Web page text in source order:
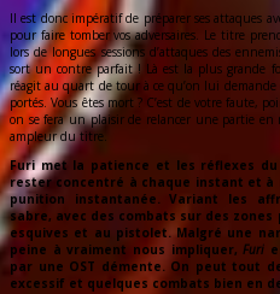
Il est donc impératif de préparer ses attaques
pour faire tomber vos adversaires. Le titre
lors de longues sessions d’attaques des
sort un contre parfait ! Là est la plus grande
réagit au quart de tour à ce qu’on lui
portés. Vous êtes mort ? C’est de votre faute,
on se fera un plaisir de relancer une partie
ampleur du titre.
Furi met la patience et les réflexes
rester concentré à chaque instant et à
punition instantanée. Variant les
sabre, avec des combats sur des
esquives et au pistolet. Malgré une
peine à vraiment nous impliquer,Furi
par une OST démente. On peut tout
excessif et quelques combats bien en